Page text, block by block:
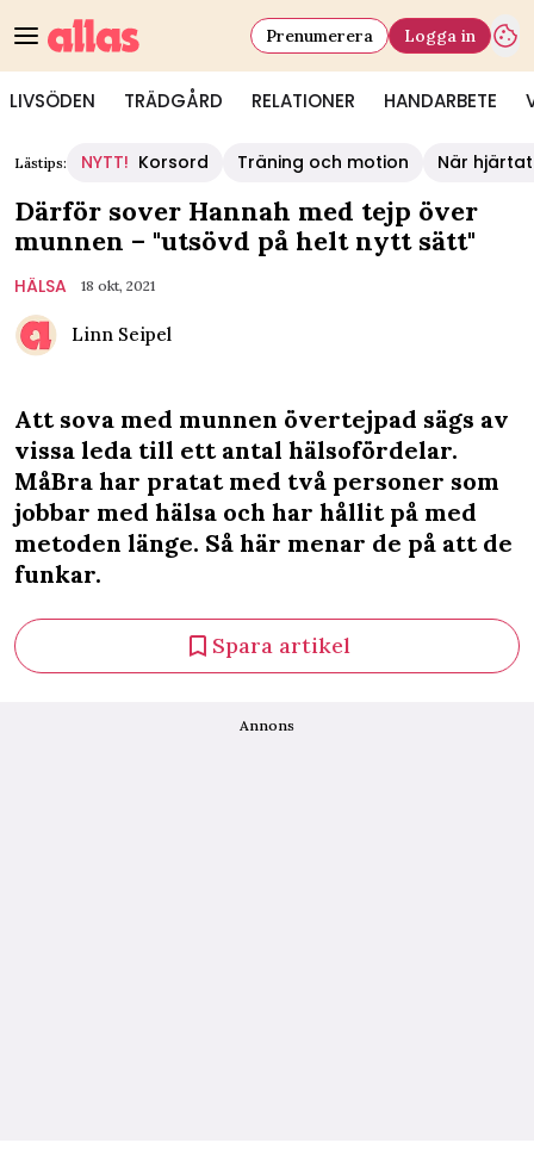
LIVSÖDEN TRÄDGÅRD RELATIONER HANDARBETE
Prenumerera Logga in
Lästips: NYTT! Korsord Träning och motion När
Därför sover Hannah med tejp över
munnen – "utsövd på helt nytt sätt"
HÄLSA 18 okt, 2021
Linn Seipel
Att sova med munnen övertejpad sägs av
vissa leda till ett antal hälsofördelar.
MåBra har pratat med två personer som
jobbar med hälsa och har hållit på med
metoden länge. Så här menar de på att de
funkar.
Spara artikel
Annons